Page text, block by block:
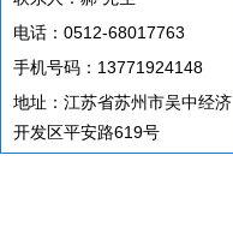
电话：0512-68017763
手机号码：13771924148
地址：江苏省苏州市吴中经济
开发区平安路619号